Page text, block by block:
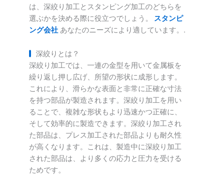
は、深絞り加工とスタンピング加工のどちらを
選ぶかを決める際に役立つでしょう。
スタンピ
ング会社 あなたのニーズにより適しています。.
深絞りとは？
深絞り加工では、一連の金型を用いて金属板を
繰り返し押し広げ、所望の形状に成形します。
これにより、滑らかな表面と非常に正確な寸法
を持つ部品が製造されます。深絞り加工を用い
ることで、複雑な形状もより迅速かつ正確に、
そして効率的に製造できます。深絞り加工され
た部品は、プレス加工された部品よりも耐久性
が高くなります。これは、製造中に深絞り加工
された部品は、より多くの応力と圧力を受ける
ためです。